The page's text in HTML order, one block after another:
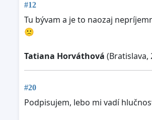
#12
Tu bývam a je to naozaj
🙁
Tatiana Horváthová (Bratislava,
#20
Podpisujem, lebo mi vadí